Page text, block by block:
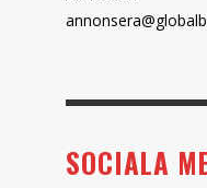
SOCIALA